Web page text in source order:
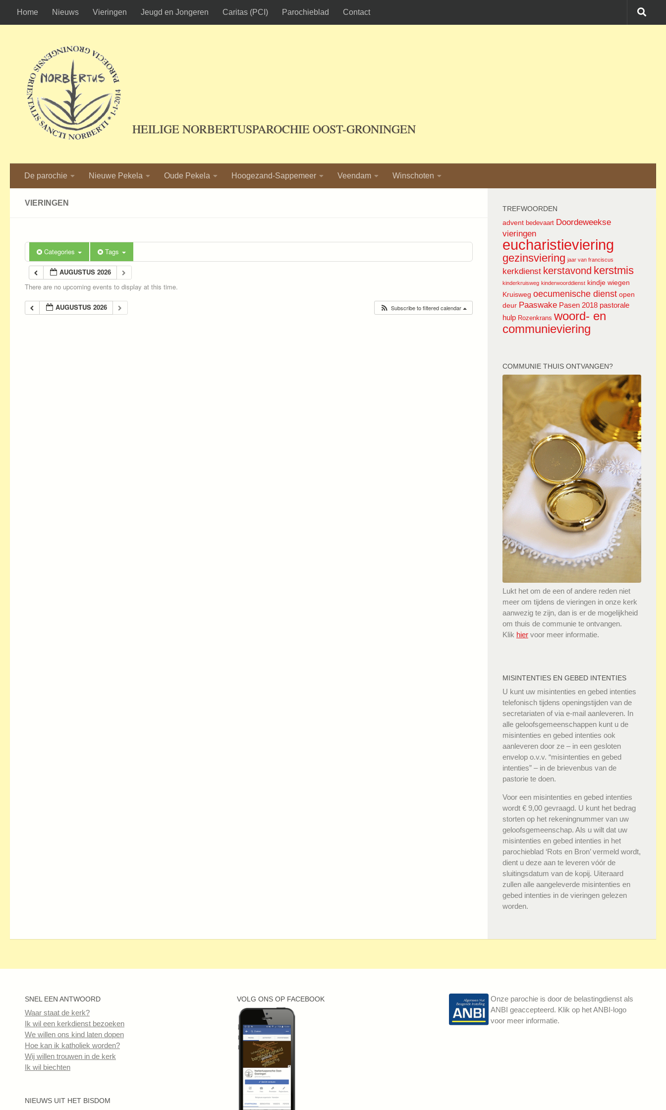
Ga naar de inhoud
Home Nieuws Vieringen Jeugd en Jongeren Caritas (PCI) Parochieblad Contact
HEILIGE NORBERTUSPAROCHIE OOST-GRONINGEN
De parochie Nieuwe Pekela Oude Pekela Hoogezand-Sappemeer Veendam Winschoten
VIERINGEN
Categories Tags
AUGUSTUS 2026
There are no upcoming events to display at this time.
AUGUSTUS 2026 Subscribe to filtered calendar
TREFWOORDEN
advent bedevaart Doordeweekse
vieringen
eucharistieviering
gezinsviering jaar van franciscus
kerkdienst kerstavond kerstmis
kinderkruisweg kinderwoorddienst kindje wiegen
Kruisweg oecumenische dienst open
deur Paaswake Pasen 2018 pastorale
hulp Rozenkrans woord- en
communieviering
COMMUNIE THUIS ONTVANGEN?
Lukt het om de een of andere reden niet
meer om tijdens de vieringen in onze kerk
aanwezig te zijn, dan is er de mogelijkheid
om thuis de communie te ontvangen.
Klik hier voor meer informatie.
MISINTENTIES EN GEBED INTENTIES
U kunt uw misintenties en gebed intenties
telefonisch tijdens openingstijden van de
secretariaten of via e-mail aanleveren. In
alle geloofsgemeenschappen kunt u de
misintenties en gebed intenties ook
aanleveren door ze – in een gesloten
envelop o.v.v. “misintenties en gebed
intenties” – in de brievenbus van de
pastorie te doen.
Voor een misintenties en gebed intenties
wordt € 9,00 gevraagd. U kunt het bedrag
storten op het rekeningnummer van uw
geloofsgemeenschap. Als u wilt dat uw
misintenties en gebed intenties in het
parochieblad ‘Rots en Bron’ vermeld wordt,
dient u deze aan te leveren vóór de
sluitingsdatum van de kopij. Uiteraard
zullen alle aangeleverde misintenties en
gebed intenties in de vieringen gelezen
worden.
SNEL EEN ANTWOORD
Waar staat de kerk?
Ik wil een kerkdienst bezoeken
We willen ons kind laten dopen
Hoe kan ik katholiek worden?
Wij willen trouwen in de kerk
Ik wil biechten
NIEUWS UIT HET BISDOM
VOLG ONS OP FACEBOOK
Onze parochie is door de belastingdienst als
ANBI geaccepteerd. Klik op het ANBI-logo
voor meer informatie.